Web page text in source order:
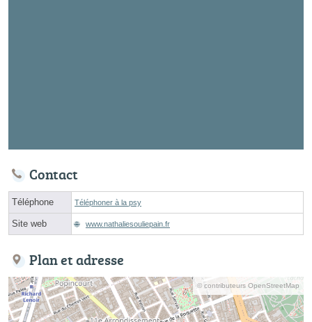
Contact
Téléphone Téléphoner à la psy
Site web www.nathaliesouliepain.fr
Plan et adresse
© contributeurs OpenStreetMap